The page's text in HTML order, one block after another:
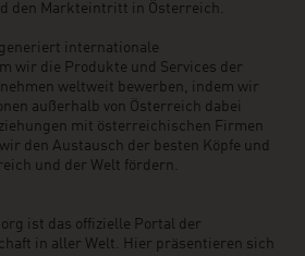
den Markteintritt in Österreich.
generiert internationale
wir die Produkte und Services der
weltweit bewerben, indem wir
außerhalb von Österreich dabei
mit österreichischen Firmen
den Austausch der besten Köpfe und
und der Welt fördern.
ist das offizielle Portal der
in aller Welt. Hier präsentieren sich